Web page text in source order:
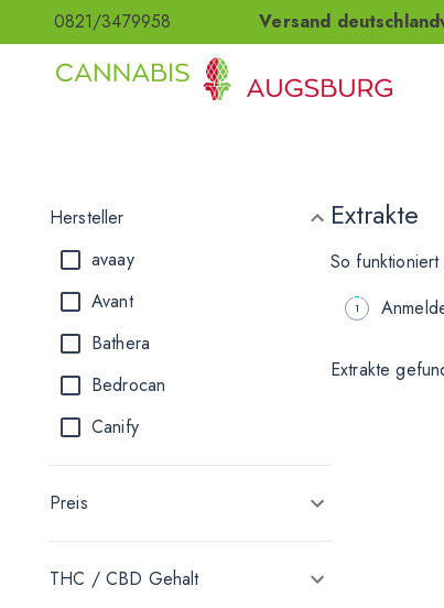
0821/3479958 Versand
Hersteller
avaay
Avant
Bathera
Bedrocan
Canify
Cannamedical
Demecan
Preis
THC / CBD Gehalt
Extrakte
So funktioniert
Extrakte